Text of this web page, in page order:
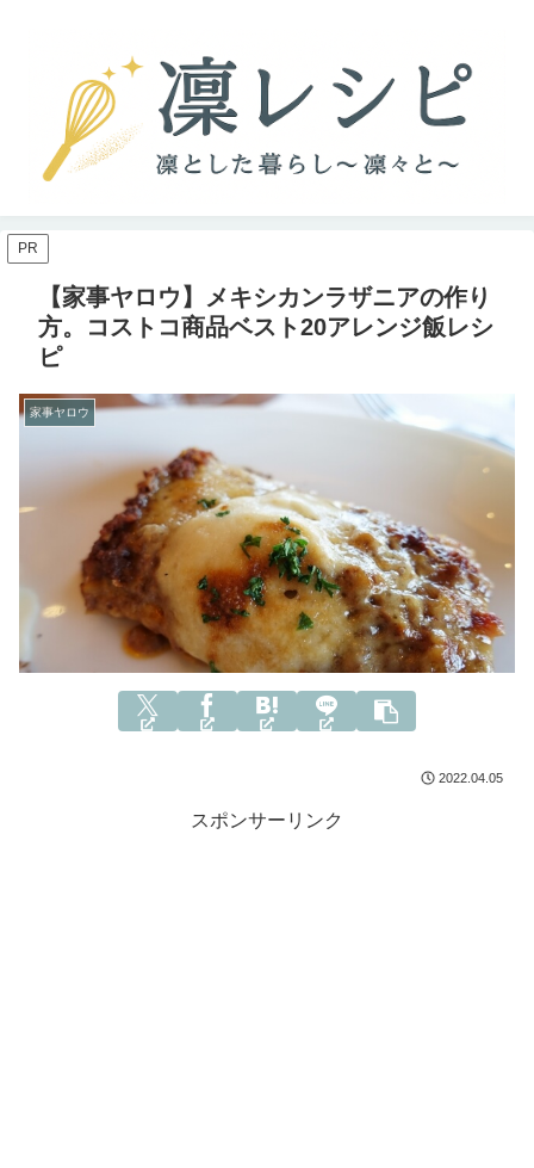
PR
【家事ヤロウ】メキシカンラザニアの作り
方。コストコ商品ベスト20アレンジ飯レシ
ピ
家事ヤロウ
2022.04.05
スポンサーリンク